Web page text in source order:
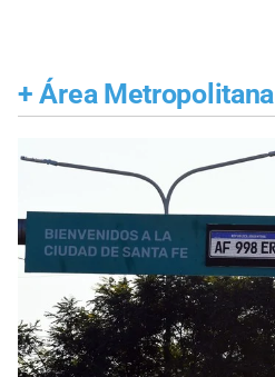
+ Área Metropolitana